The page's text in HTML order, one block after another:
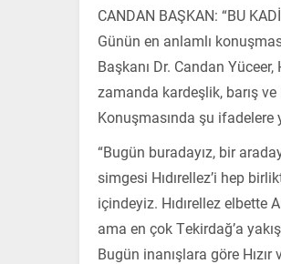
CANDAN BAŞKAN: “BU
Günün en anlamlı
Başkanı Dr. Candan
zamanda kardeşlik, barış
Konuşmasında şu ifadelere
“Bugün buradayız, bir
simgesi Hıdırellez’i hep
içindeyiz. Hıdırellez elbette
ama en çok Tekirdağ’a
Bugün inanışlara göre